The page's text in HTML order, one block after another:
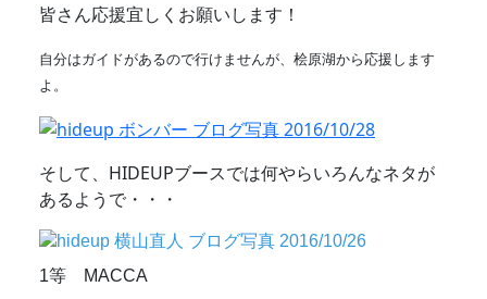
皆さん応援宜しくお願いします！
自分はガイドがあるので行けませんが、桧原湖から応援します
よ。
そして、HIDEUPブースでは何やらいろんなネタが
あるようで・・・​
1等 MACCA